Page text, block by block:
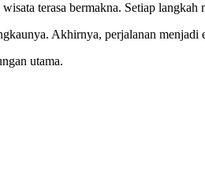
terasa bermakna. Setiap langkah
Akhirnya, perjalanan menjadi
utama.